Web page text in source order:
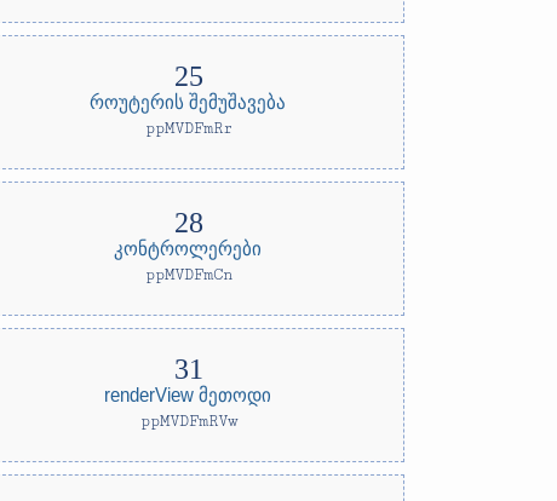
როუტერის შემუშავება
ppMVDFmRr
კონტროლერები
ppMVDFmCn
renderView მეთოდი
ppMVDFmRVw